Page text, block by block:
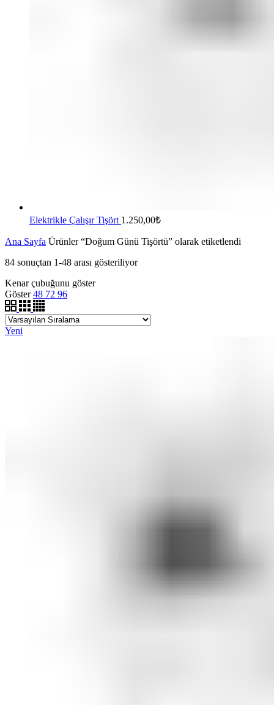
Elektrikle Çalışır Tişört 1.250,00₺
Ana Sayfa Ürünler “Doğum Günü Tişörtü” olarak etiketlendi
84 sonuçtan 1-48 arası gösteriliyor
Kenar çubuğunu göster
Göster 48 72 96
Yeni